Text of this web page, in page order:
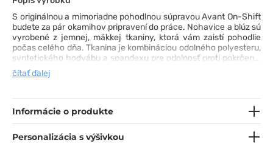
S originálnou a mimoriadne pohodlnou súpravou Avant On-Shift
budete za pár okamihov pripravení do práce. Nohavice a blúz sú
vyrobené z jemnej, mäkkej tkaniny, ktorá vám zaistí pohodlie
počas celého dňa. Tkanina je kombináciou odolného polyesteru,
syntetického hodvábu a spandexu pre odolnosť proti pokrčeniu
a absorpciu vlhkosti, rýchle schnutie a výnimočnú pružnosť.
Nohavice sú najmodernejšie bežecké nohavice posledných
zapína sa na pohodlný zips a má voľný strih. Celá súprava spolu
dokonale ladí, poskytuje pohodlie a pocit najlepšieho štýlu.
čítať ďalej
Informácie o produkte
Personalizácia s výšivkou